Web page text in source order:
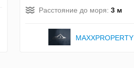
Расстояние до моря: 3 м
MAXXPROPERTY